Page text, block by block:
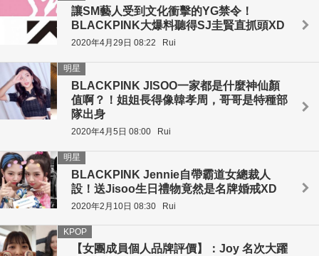
讓SM藝人受到文化衝擊的YG禁令！
BLACKPINK大爆料聽得SJ圭賢直抓頭XD
2020年4月29日 08:22 Rui
BLACKPINK JISOO一家都是什麼神仙顏
值啊？！姐姐長得像韓孝周，哥哥是特種部
隊出身
明星
2020年4月5日 08:00 Rui
BLACKPINK Jennie自帶霸道女總裁人
設！送Jisoo生日禮物竟然是名牌婚戒XD
明星
2020年2月10日 08:30 Rui
【女團成員個人品牌評價】：Joy 名次大躍
KPOP